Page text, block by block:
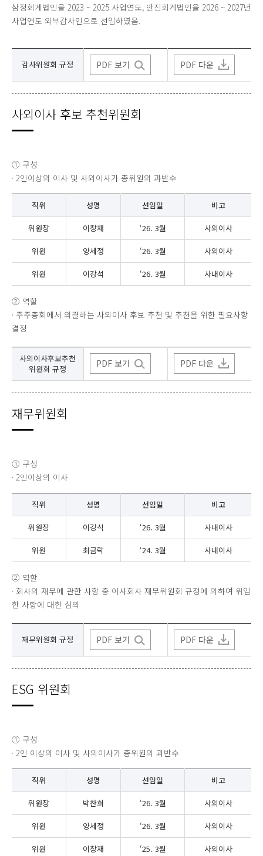
삼정회계법인을 2023 ~ 2025 사업연도, 안진회계법인을 2026 ~ 2027년
사업연도 외부감사인으로 선임하였음.
감사위원회 규정 PDF 보기 PDF 다운
사외이사 후보 추천위원회
① 구성
· 2인이상의 이사 및 사외이사가 총위원의 과반수
직위 성명 선임일 비고
위원장 이창재 ‘26. 3월 사외이사
위원 양세정 ‘26. 3월 사외이사
위원 이강석 ‘26. 3월 사내이사
② 역할
· 주주총회에서 의결하는 사외이사 후보 추천 및 추천을 위한 필요사항
결정
사외이사후보추천
위원회 규정
PDF 보기 PDF 다운
재무위원회
① 구성
· 2인이상의 이사
직위 성명 선임일 비고
위원장 이강석 ‘26. 3월 사내이사
위원 최금락 ‘24. 3월 사내이사
② 역할
· 회사의 재무에 관한 사항 중 이사회사 재무위원회 규정에 의하여 위임
한 사항에 대한 심의
재무위원회 규정 PDF 보기 PDF 다운
ESG 위원회
① 구성
· 2인 이상의 이사 및 사외이사가 총위원의 과반수
직위 성명 선임일 비고
위원장 박찬희 ‘26. 3월 사외이사
위원 양세정 ‘26. 3월 사외이사
위원 이창재 ‘25. 3월 사외이사